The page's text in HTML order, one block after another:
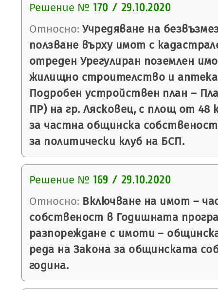
Решение № 170 / 29.10.2020
Относно: Учредяване на
ползване върху имот с
отреден Урегулиран поземлен
жилищно строителство и
Подробен устройствен план –
ПР) на гр. Лясковец, с площ от 48
за частна общинска
за политически клуб на БСП.
Решение № 169 / 29.10.2020
Относно: Включване на имот –
собственост в Годишната
разпореждане с имоти –
реда на Закона за общинската
година.